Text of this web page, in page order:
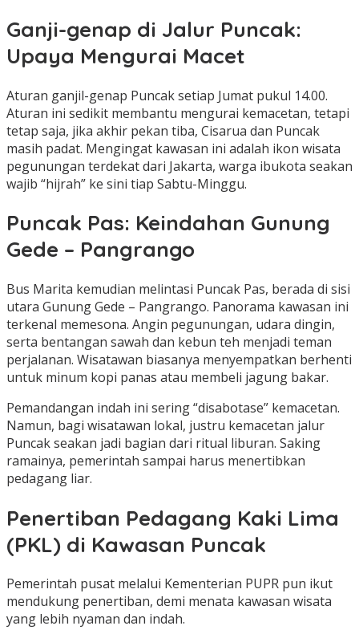
Ganji-genap di Jalur Puncak:
Upaya Mengurai Macet
Aturan ganjil-genap Puncak setiap Jumat pukul 14.00.
Aturan ini sedikit membantu mengurai kemacetan, tetapi
tetap saja, jika akhir pekan tiba, Cisarua dan Puncak
masih padat. Mengingat kawasan ini adalah ikon wisata
pegunungan terdekat dari Jakarta, warga ibukota seakan
wajib “hijrah” ke sini tiap Sabtu-Minggu.
Puncak Pas: Keindahan Gunung
Gede – Pangrango
Bus Marita kemudian melintasi Puncak Pas, berada di sisi
utara Gunung Gede – Pangrango. Panorama kawasan ini
terkenal memesona. Angin pegunungan, udara dingin,
serta bentangan sawah dan kebun teh menjadi teman
perjalanan. Wisatawan biasanya menyempatkan berhenti
untuk minum kopi panas atau membeli jagung bakar.
Pemandangan indah ini sering “disabotase” kemacetan.
Namun, bagi wisatawan lokal, justru kemacetan jalur
Puncak seakan jadi bagian dari ritual liburan. Saking
ramainya, pemerintah sampai harus menertibkan
pedagang liar.
Penertiban Pedagang Kaki Lima
(PKL) di Kawasan Puncak
Pemerintah pusat melalui Kementerian PUPR pun ikut
mendukung penertiban, demi menata kawasan wisata
yang lebih nyaman dan indah.